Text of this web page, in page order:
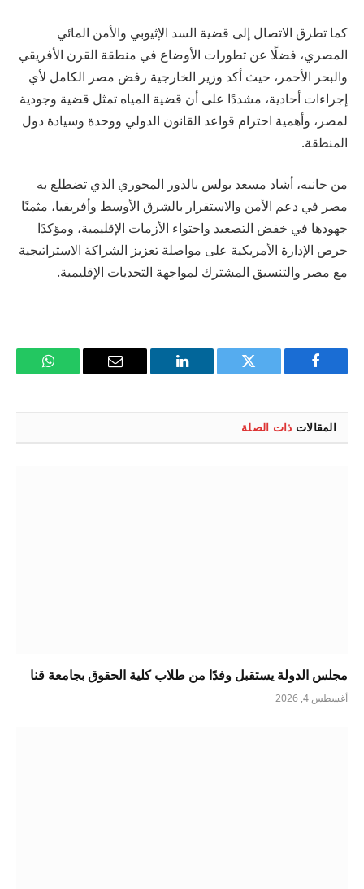
كما تطرق الاتصال إلى قضية السد الإثيوبي والأمن المائي
المصري، فضلًا عن تطورات الأوضاع في منطقة القرن الأفريقي
والبحر الأحمر، حيث أكد وزير الخارجية رفض مصر الكامل لأي
إجراءات أحادية، مشددًا على أن قضية المياه تمثل قضية وجودية
لمصر، وأهمية احترام قواعد القانون الدولي ووحدة وسيادة دول
المنطقة.
من جانبه، أشاد مسعد بولس بالدور المحوري الذي تضطلع به
مصر في دعم الأمن والاستقرار بالشرق الأوسط وأفريقيا، مثمنًا
جهودها في خفض التصعيد واحتواء الأزمات الإقليمية، ومؤكدًا
حرص الإدارة الأمريكية على مواصلة تعزيز الشراكة الاستراتيجية
مع مصر والتنسيق المشترك لمواجهة التحديات الإقليمية.
فيسبوك تويتر لينكدإن
البريد
واتساب
المقالات ذات الصلة
مجلس الدولة يستقبل وفدًا من طلاب كلية الحقوق بجامعة قنا
أغسطس 4, 2026